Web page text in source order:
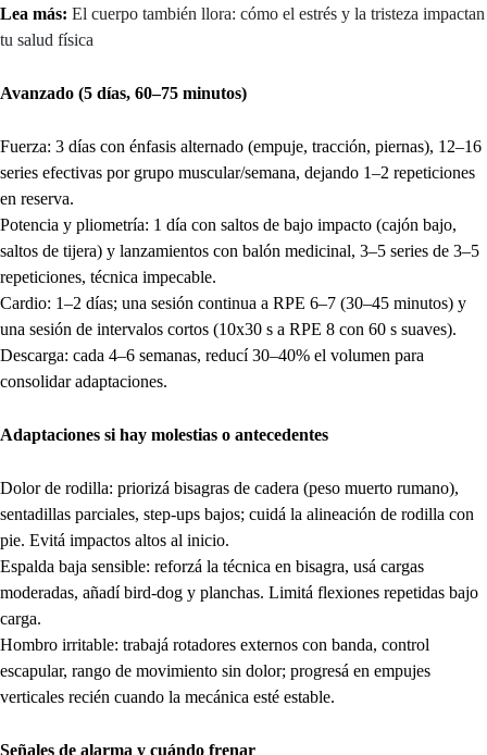
Lea más: El cuerpo también llora: cómo el estrés y la tristeza impactan
tu salud física
Avanzado (5 días, 60–75 minutos)
Fuerza: 3 días con énfasis alternado (empuje, tracción, piernas), 12–16
series efectivas por grupo muscular/semana, dejando 1–2 repeticiones
en reserva.
Potencia y pliometría: 1 día con saltos de bajo impacto (cajón bajo,
saltos de tijera) y lanzamientos con balón medicinal, 3–5 series de 3–5
repeticiones, técnica impecable.
Cardio: 1–2 días; una sesión continua a RPE 6–7 (30–45 minutos) y
una sesión de intervalos cortos (10x30 s a RPE 8 con 60 s suaves).
Descarga: cada 4–6 semanas, reducí 30–40% el volumen para
consolidar adaptaciones.
Adaptaciones si hay molestias o antecedentes
Dolor de rodilla: priorizá bisagras de cadera (peso muerto rumano),
sentadillas parciales, step-ups bajos; cuidá la alineación de rodilla con
pie. Evitá impactos altos al inicio.
Espalda baja sensible: reforzá la técnica en bisagra, usá cargas
moderadas, añadí bird-dog y planchas. Limitá flexiones repetidas bajo
carga.
Hombro irritable: trabajá rotadores externos con banda, control
escapular, rango de movimiento sin dolor; progresá en empujes
verticales recién cuando la mecánica esté estable.
Señales de alarma y cuándo frenar